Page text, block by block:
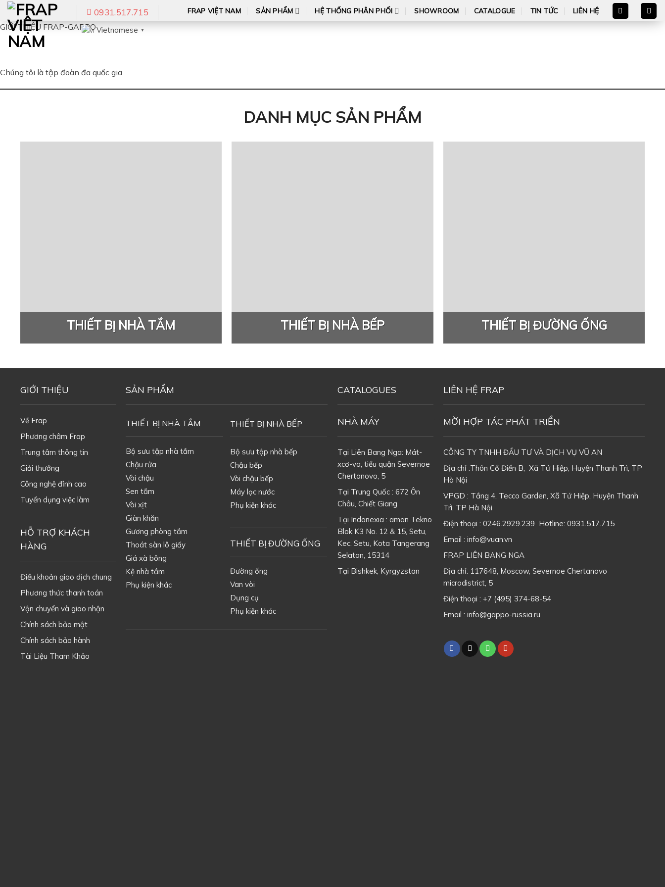
Skip
content
0931.517.715
Vietnamese ▼
FRAP VIỆT NAM SẢN PHẨM HỆ THỐNG PHÂN PHỐI SHOWROOM CATALOGUE TIN TỨC LIÊN HỆ
GIỚI THIỆU FRAP-GAPPO
Chúng tôi là tập đoàn đa quốc gia
DANH MỤC SẢN PHẨM
THIẾT BỊ NHÀ TẮM THIẾT BỊ NHÀ BẾP THIẾT BỊ ĐƯỜNG ỐNG
GIỚI THIỆU
Về Frap
Phương châm Frap
Trung tâm thông tin
Giải thưởng
Công nghệ đỉnh cao
Tuyển dụng việc làm
HỖ TRỢ KHÁCH
HÀNG
Điều khoản giao dịch chung
Phương thức thanh toán
Vận chuyển và giao nhận
Chính sách bảo mật
Chính sách bảo hành
Tài Liệu Tham Khảo
SẢN PHẨM
THIẾT BỊ NHÀ TẮM
Bộ sưu tập nhà tắm
Chậu rửa
Vòi chậu
Sen tắm
Vòi xịt
Giàn khăn
Gương phòng tắm
Thoát sàn lô giấy
Giá xà bông
Kệ nhà tắm
Phụ kiện khác
THIẾT BỊ NHÀ BẾP
Bộ sưu tập nhà bếp
Chậu bếp
Vòi chậu bếp
Máy lọc nước
Phụ kiện khác
THIẾT BỊ ĐƯỜNG ỐNG
Đường ống
Van vòi
Dụng cụ
Phụ kiện khác
CATALOGUES
NHÀ MÁY
Tại Liên Bang Nga: Mát-
xcơ-va, tiểu quận Severnoe
Chertanovo, 5
Tại Trung Quốc : 672 Ôn
Châu, Chiết Giang
Tại Indonexia : aman Tekno
Blok K3 No. 12 & 15, Setu,
Kec. Setu, Kota Tangerang
Selatan, 15314
Tại Bishkek, Kyrgyzstan
LIÊN HỆ FRAP
MỜI HỢP TÁC PHÁT TRIỂN
CÔNG TY TNHH ĐẦU TƯ VÀ DỊCH VỤ VŨ AN
Địa chỉ :Thôn Cổ Điển B, Xã Tứ Hiệp, Huyện Thanh Trì, TP
Hà Nội
VPGD : Tầng 4, Tecco Garden, Xã Tứ Hiệp, Huyện Thanh
Trì, TP Hà Nội
Điện thoại : 0246.2929.239 Hotline: 0931.517.715
Email : info@vuan.vn
FRAP LIÊN BANG NGA
Địa chỉ: 117648, Moscow, Severnoe Chertanovo
microdistrict, 5
Điện thoại : +7 (495) 374-68-54
Email : info@gappo-russia.ru